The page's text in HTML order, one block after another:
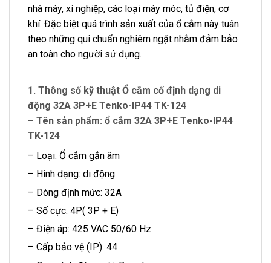
nhà máy, xí nghiệp, các loại máy móc, tủ điện, cơ
khí. Đặc biệt quá trình sản xuất của ổ cắm này tuân
theo những qui chuẩn nghiêm ngặt nhằm đảm bảo
an toàn cho người sử dụng.
1. Thông số kỹ thuật Ổ cắm cố định dạng di
động 32A 3P+E Tenko-IP44 TK-124
– Tên sản phẩm: ổ cắm 32A 3P+E Tenko-IP44
TK-124
– Loại: Ổ cắm gắn âm
– Hình dạng: di động
– Dòng định mức: 32A
– Số cực: 4P( 3P + E)
– Điện áp: 425 VAC 50/60 Hz
– Cấp bảo vệ (IP): 44